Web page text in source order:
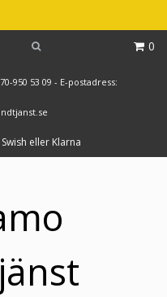
0
950 53 09 - E-postadress:
eller Klarna